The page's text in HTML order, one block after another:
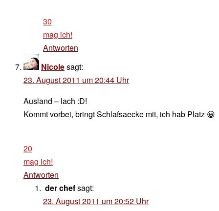
30
mag ich!
Antworten
Nicolesagt:
23. August 2011 um 20:44 Uhr
Ausland – lach :D!
Kommt vorbei, bringt Schlafsaecke mit, ich hab Platz 😀
20
mag ich!
Antworten
der chefsagt:
23. August 2011 um 20:52 Uhr